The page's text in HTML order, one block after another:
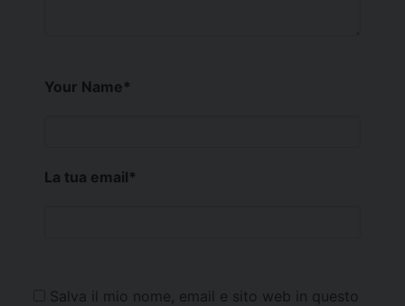
Your Name*
La tua email*
Salva il mio nome, email e sito web in questo